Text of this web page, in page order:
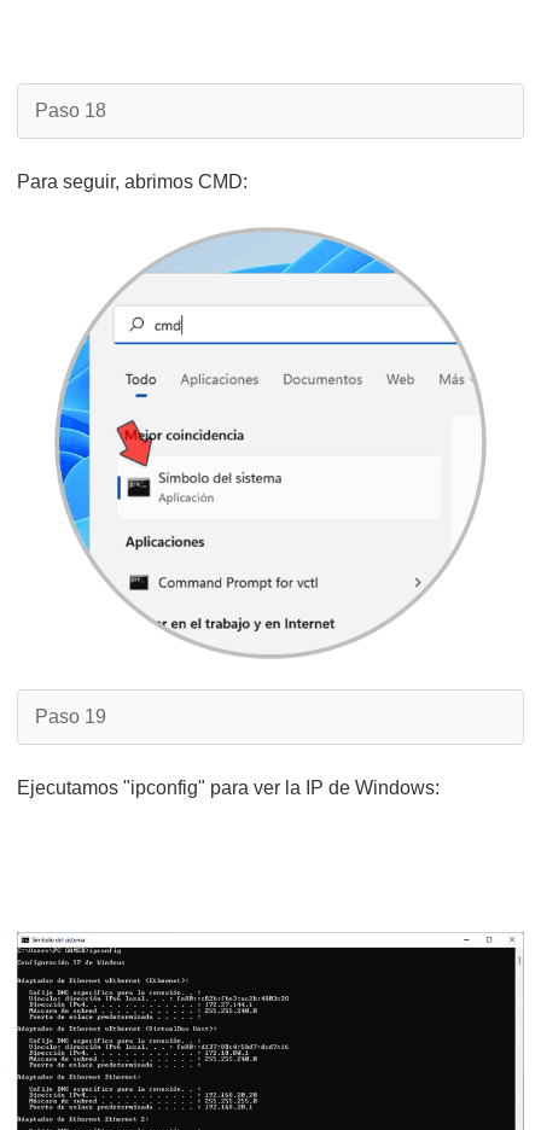
Paso 18
Para seguir, abrimos CMD:
Paso 19
Ejecutamos "ipconfig" para ver la IP de Windows: